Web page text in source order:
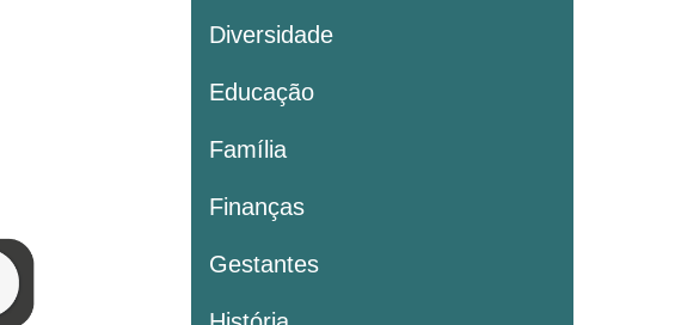
Diversidade
Educação
Família
Finanças
Gestantes